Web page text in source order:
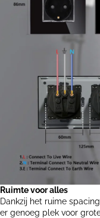
Ruimte voor alles
Dankzij het ruime
er genoeg plek voor